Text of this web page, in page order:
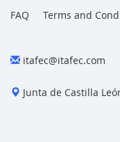
FAQ Terms and
itafec@itafec.com
Junta de Castilla